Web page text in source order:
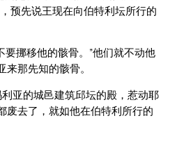
预先说王现在向伯特利坛所行的
要挪移他的骸骨。”他们就不动他
那先知的骸骨。
亚的城邑建筑邱坛的殿，惹动耶
废去了，就如他在伯特利所行的